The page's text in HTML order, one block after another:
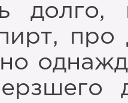
про